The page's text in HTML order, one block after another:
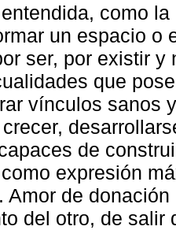
como
un espacio o
ser, por existir
que
vínculos sanos
de
expresión
Amor de
del otro, de salir